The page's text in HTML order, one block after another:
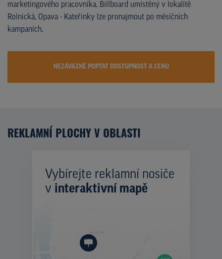
marketingového pracovníka. Billboard umístěný v lokalitě
Rolnická, Opava - Kateřinky lze pronajmout po měsíčních
kampaních.
NEZÁVAZNĚ POPTAT DOSTUPNOST A CENU
REKLAMNÍ PLOCHY V OBLASTI
Vybírejte reklamní nosiče
v interaktivní mapě